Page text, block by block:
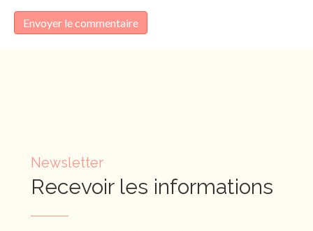
Newsletter
Recevoir les informations